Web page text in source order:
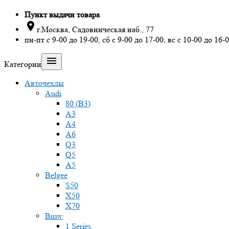
Пункт выдачи товара
 г.Москва, Садовническая наб., 77
пн-пт с 9-00 до 19-00, сб с 9-00 до 17-00, вс с 10-00 до 16-
Категории 
Авточехлы
Audi
80 (B3)
A3
A4
A6
Q3
Q5
A5
Belgee
S50
X50
X70
Bmw
1 Series